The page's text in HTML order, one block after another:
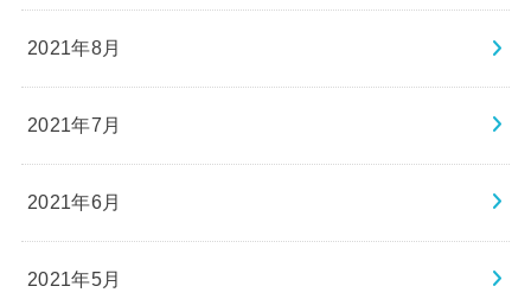
2021年8月
2021年7月
2021年6月
2021年5月